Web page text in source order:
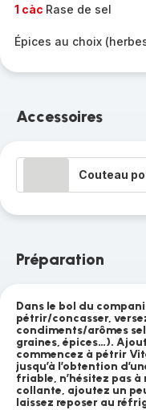
1 càc Rase de sel
Épices au choix
Accessoires
Couteau
Préparation
Dans le bol du
pétrir/concasser,
condiments/arômes
graines, épices…).
commencez à pétrir
jusqu’à l’obtention
friable, n’hésitez pas à
collante, ajoutez un
laissez reposer au